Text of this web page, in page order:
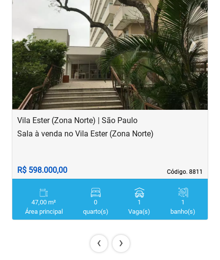
‹Previous ›Next
Vila Ester (Zona Norte) | São Paulo
Código. 8811
Código. 8811
Sala à venda no Vila Ester (Zona Norte)
R$ 598.000,00
47,00 m²
Área principal
0
quarto(s)
1
Vaga(s)
1
banho(s)
‹ ›